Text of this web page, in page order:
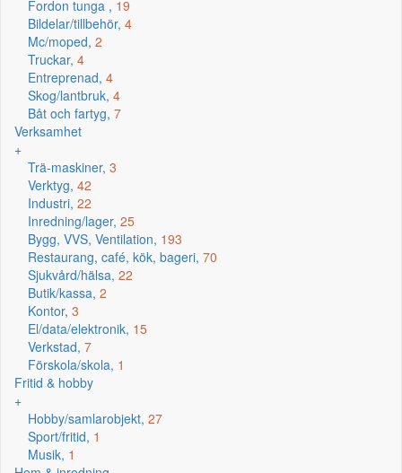
Fordon tunga , 19
Bildelar/tillbehör, 4
Mc/moped, 2
Truckar, 4
Entreprenad, 4
Skog/lantbruk, 4
Båt och fartyg, 7
Verksamhet
+
Trä-maskiner, 3
Verktyg, 42
Industri, 22
Inredning/lager, 25
Bygg, VVS, Ventilation, 193
Restaurang, café, kök, bageri, 70
Sjukvård/hälsa, 22
Butik/kassa, 2
Kontor, 3
El/data/elektronik, 15
Verkstad, 7
Förskola/skola, 1
Fritid & hobby
+
Hobby/samlarobjekt, 27
Sport/fritid, 1
Musik, 1